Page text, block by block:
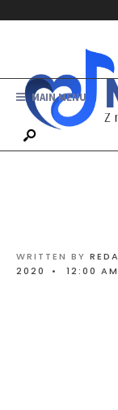
MAIN MENU
WRITTEN BY
2020
• 12:00 AM